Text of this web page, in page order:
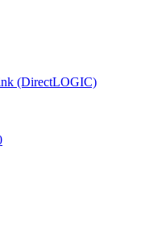
(DirectLOGIC)